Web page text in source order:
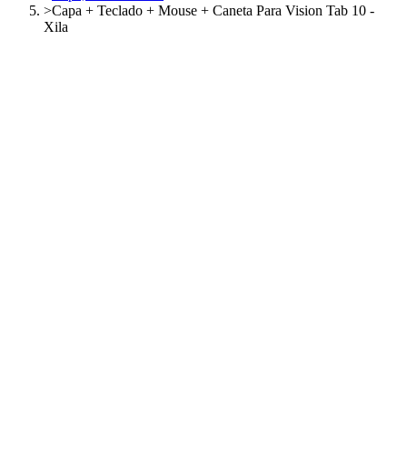
>Capa + Teclado + Mouse + Caneta Para Vision Tab 10 -
Xila